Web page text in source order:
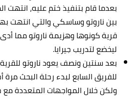
بعدما قام بتنفيذ ختم عليه، انتهت
بين ناروتو وساسكي والتي
قرية كونوها وهزيمة ناروتو مما أدى
ليخضع لتدريب جيرايا.
بعد سنتين ونصف يعود ناروتو
للفريق السابع لبدء رحلة البحث
ولكن خلال المواجهات المتعددة